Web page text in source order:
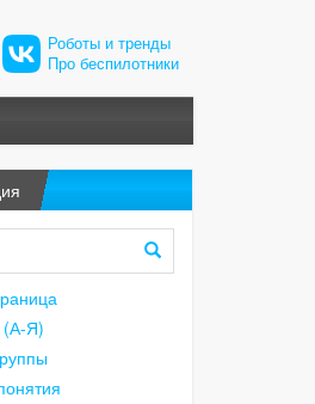
Роботы и тренды
Про беспилотники
(А-Я)